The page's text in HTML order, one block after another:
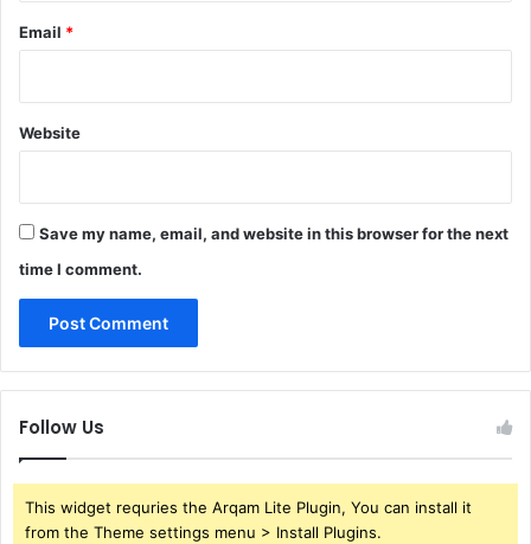
Email *
Website
Save my name, email, and website in this browser for the next
time I comment.
Follow Us
This widget requries the Arqam Lite Plugin, You can install it
from the Theme settings menu > Install Plugins.